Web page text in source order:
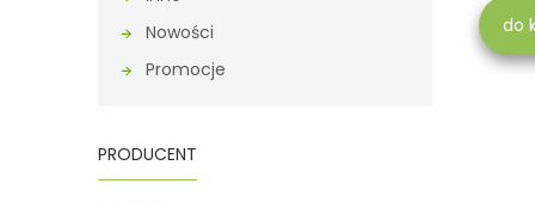
Nowości
Promocje
PRODUCENT
do